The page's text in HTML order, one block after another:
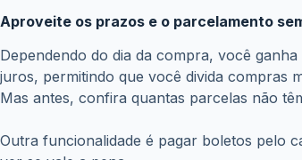
Dependendo do dia da compra, você
juros, permitindo que você divida compras
Mas antes, confira quantas parcelas não
ver se vale a pena.